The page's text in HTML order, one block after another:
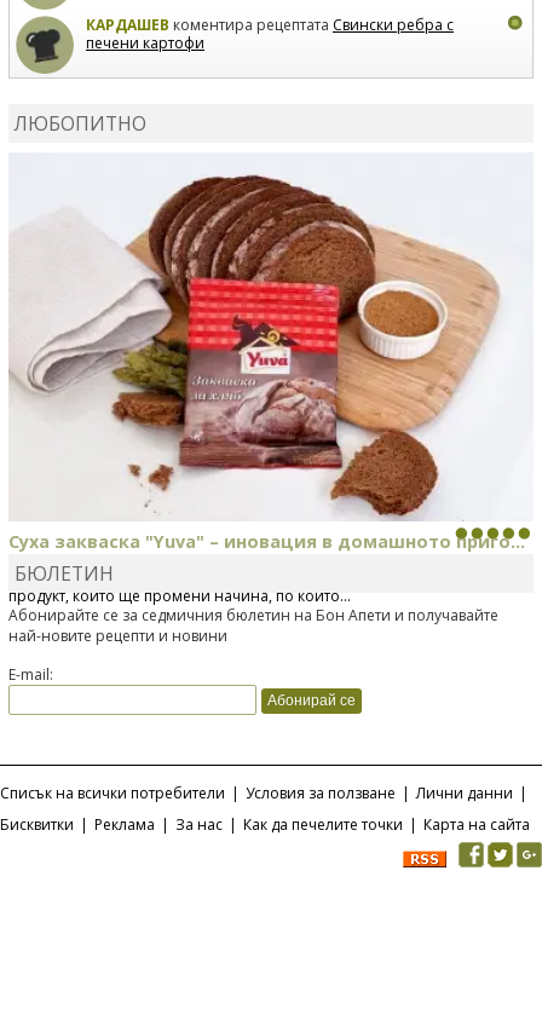
КАРДАШЕВ коментира рецептата Свински ребра с
печени картофи
ЛЮБОПИТНО
Суха закваска "Yuva" – иновация в домашното приго...
Отскоро Лесафр България стартира предлагането на изцяло нов
продукт, който ще промени начина, по който...
БЮЛЕТИН
Абонирайте се за седмичния бюлетин на Бон Апети и получавайте
най-новите рецепти и новини
E-mail:
Списък на всички потребители | Условия за ползване | Лични данни |
Бисквитки | Реклама | За нас | Как да печелите точки | Карта на сайта